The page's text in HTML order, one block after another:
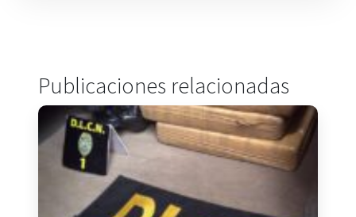
Publicaciones relacionadas